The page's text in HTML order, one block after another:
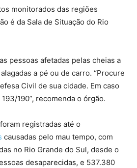
monitorados das regiões
é da Sala de Situação do Rio
pessoas afetadas pelas cheias a
a pé ou de carro. “Procure
Civil de sua cidade. Em caso
190”, recomenda o órgão.
registradas até o
causadas pelo mau tempo, com
no Rio Grande do Sul, desde o
desaparecidas, e 537.380